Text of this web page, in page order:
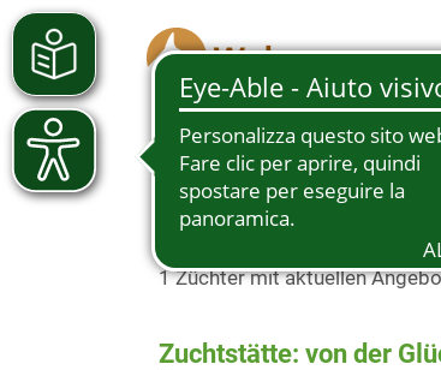
Looking
1 Züchter mit aktuellen
Zuchtstätte: von der